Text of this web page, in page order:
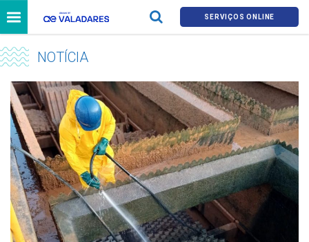
SERVIÇOS ONLINE
NOTÍCIA